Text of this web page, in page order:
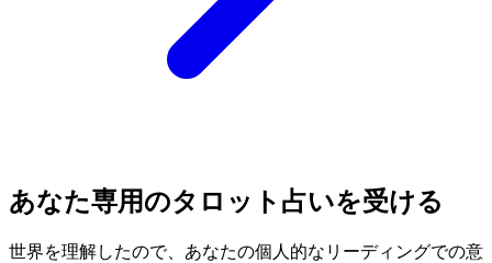
あなた専用のタロット占いを受ける
世界を理解したので、あなたの個人的なリーディングでの意